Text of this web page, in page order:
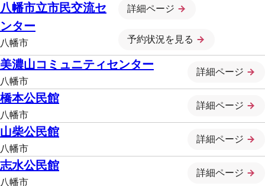
八幡市立市民交流セ
ンター
八幡市
詳細ページ
予約状況を見る
美濃山コミュニティセンター
八幡市
詳細ページ
橋本公民館
八幡市
詳細ページ
山柴公民館
八幡市
詳細ページ
志水公民館
八幡市
詳細ページ